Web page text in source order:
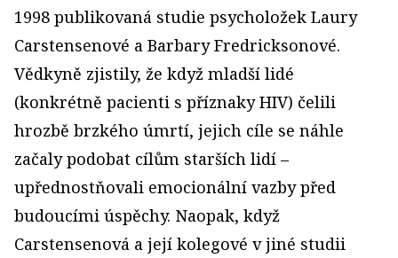
1998 publikovaná studie psycholožek Laury
Carstensenové a Barbary Fredricksonové.
Vědkyně zjistily, že když mladší lidé
(konkrétně pacienti s příznaky HIV) čelili
hrozbě brzkého úmrtí, jejich cíle se náhle
začaly podobat cílům starších lidí –
upřednostňovali emocionální vazby před
budoucími úspěchy. Naopak, když
Carstensenová a její kolegové v jiné studii